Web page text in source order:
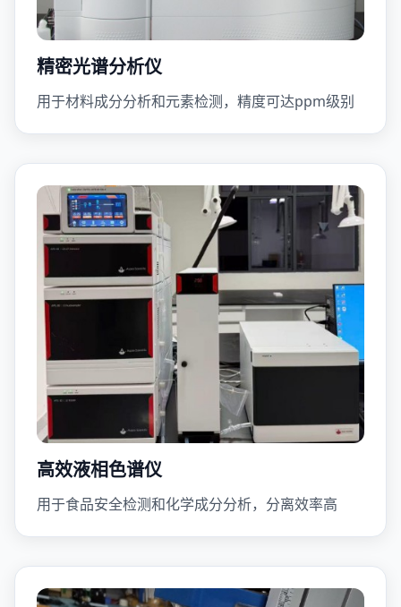
精密光谱分析仪
用于材料成分分析和元素检测，精度可达ppm级别
高效液相色谱仪
用于食品安全检测和化学成分分析，分离效率高